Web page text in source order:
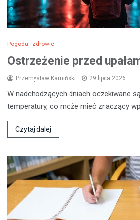
Pogoda Zdrowie
Ostrzeżenie przed
Przemysław Kamiński 29 lipca 2026
W nadchodzących dniach oczekiwane
temperatury, co może mieć znaczący
Czytaj dalej